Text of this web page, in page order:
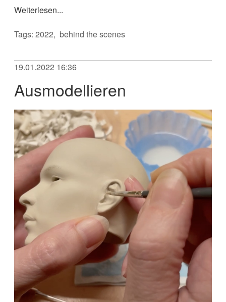
Weiterlesen...
Tags:2022 behind the scenes
19.01.2022 16:36
Ausmodellieren